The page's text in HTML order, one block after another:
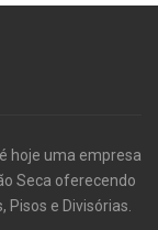
hoje uma empresa
Seca oferecendo
Pisos e Divisórias.